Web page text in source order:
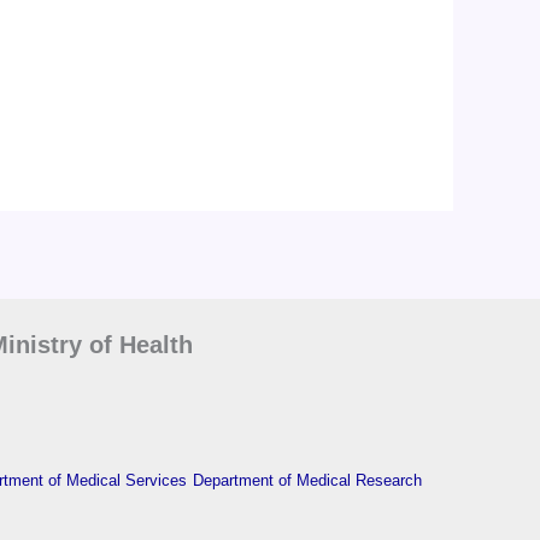
of Health
of Medical Services Department of Medical Research